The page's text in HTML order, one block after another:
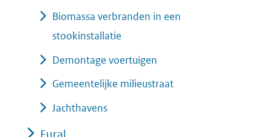
Biomassa verbranden in een
stookinstallatie
Demontage voertuigen
Gemeentelijke milieustraat
Jachthavens
Eural